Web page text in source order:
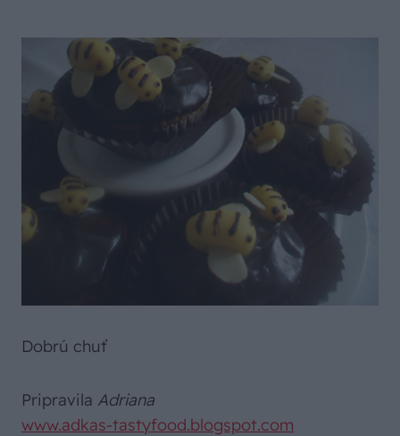
Dobrú chuť
Pripravila Adriana
www.adkas-tastyfood.blogspot.com